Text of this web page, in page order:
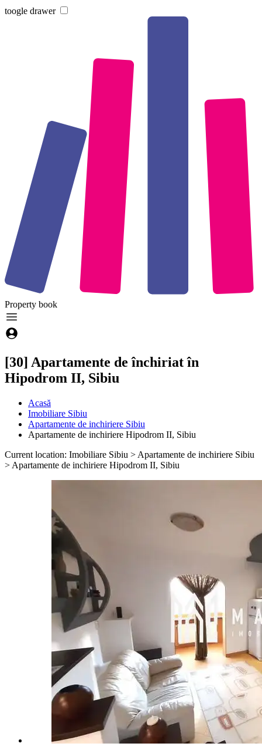
toogle drawer
Property book
[30] Apartamente de închiriat în
Hipodrom II, Sibiu
Acasă
Imobiliare Sibiu
Apartamente de inchiriere Sibiu
Apartamente de inchiriere Hipodrom II, Sibiu
Current location: Imobiliare Sibiu > Apartamente de inchiriere Sibiu
> Apartamente de inchiriere Hipodrom II, Sibiu